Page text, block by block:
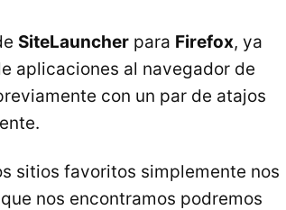
SiteLauncher para Firefox, ya
aplicaciones al navegador de
con un par de atajos
sitios favoritos simplemente nos
nos encontramos podremos